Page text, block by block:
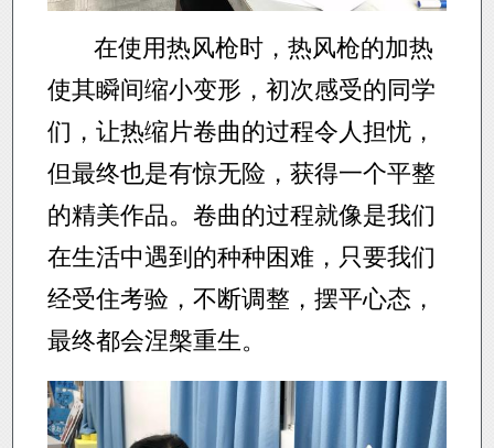
在使用热风枪时，热风枪的加热
使其瞬间缩小变形，初次感受的同学
们，让热缩片卷曲的过程令人担忧，
但最终也是有惊无险，获得一个平整
的精美作品。卷曲的过程就像是我们
在生活中遇到的种种困难，只要我们
经受住考验，不断调整，摆平心态，
最终都会涅槃重生。